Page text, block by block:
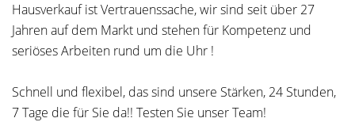
Hausverkauf ist Vertrauenssache, wir sind seit über 27
Jahren auf dem Markt und stehen für Kompetenz und
seriöses Arbeiten rund um die Uhr !
Schnell und flexibel, das sind unsere Stärken, 24 Stunden,
7 Tage die für Sie da!! Testen Sie unser Team!